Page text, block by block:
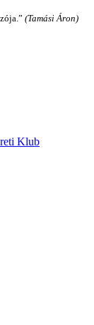
(Tamási Áron)
Klub